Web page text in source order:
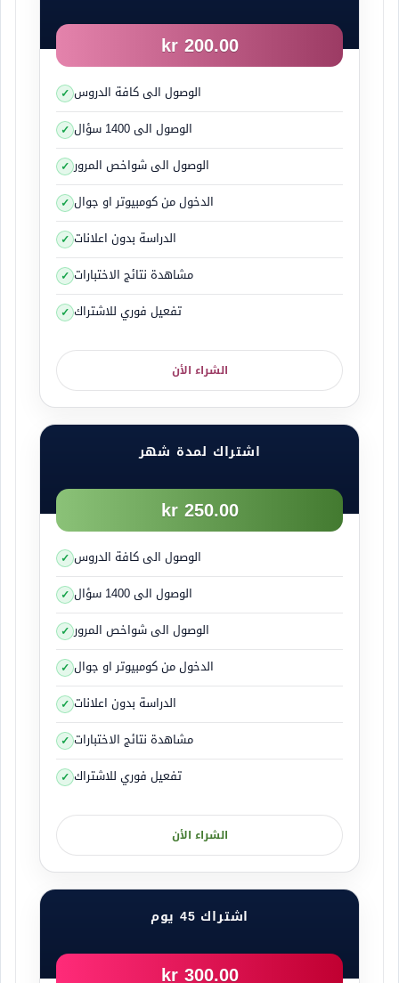
200.00 kr
الوصول الى كافة الدروس
الوصول الى 1400 سؤال
الوصول الى شواخص المرور
الدخول من كومبيوتر او جوال
الدراسة بدون اعلانات
مشاهدة نتائج الاختبارات
تفعيل فوري للاشتراك
الشراء الأن
اشتراك لمدة شهر
250.00 kr
الوصول الى كافة الدروس
الوصول الى 1400 سؤال
الوصول الى شواخص المرور
الدخول من كومبيوتر او جوال
الدراسة بدون اعلانات
مشاهدة نتائج الاختبارات
تفعيل فوري للاشتراك
الشراء الأن
اشتراك 45 يوم
300.00 kr